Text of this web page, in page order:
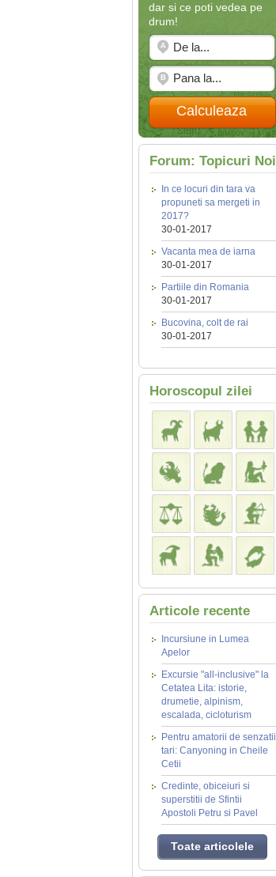
dar si ce poti vedea pe
drum!
Calculeaza
Forum: Topicuri Noi
In ce locuri din tara va
propuneti sa mergeti in
2017?
30-01-2017
Vacanta mea de iarna
30-01-2017
Partiile din Romania
30-01-2017
Bucovina, colt de rai
30-01-2017
Horoscopul zilei
Articole recente
Incursiune in Lumea
Apelor
Excursie "all-inclusive" la
Cetatea Lita: istorie,
drumetie, alpinism,
escalada, cicloturism
Pentru amatorii de senzatii
tari: Canyoning in Cheile
Cetii
Credinte, obiceiuri si
superstitii de Sfintii
Apostoli Petru si Pavel
Toate articolele